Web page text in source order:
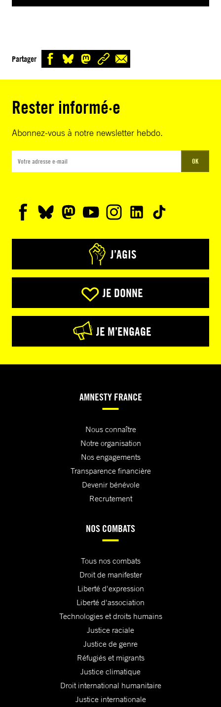
Partager
Rester informé·e
Abonnez-vous à notre newsletter hebdo.
OK
J’AGIS
JE DONNE
JE M’ENGAGE
AMNESTY FRANCE
Nous connaître
Notre organisation
Nos engagements
Transparence financière
Devenir bénévole
Recrutement
NOS COMBATS
Tous nos combats
Droit de manifester
Liberté d'expression
Liberté d'association
Technologies et droits humains
Justice raciale
Justice de genre
Réfugiés et migrants
Justice climatique
Droit international humanitaire
Justice internationale